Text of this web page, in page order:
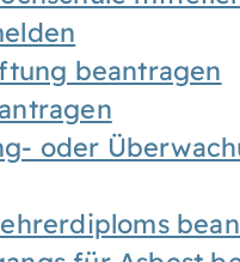
beantragen
oder